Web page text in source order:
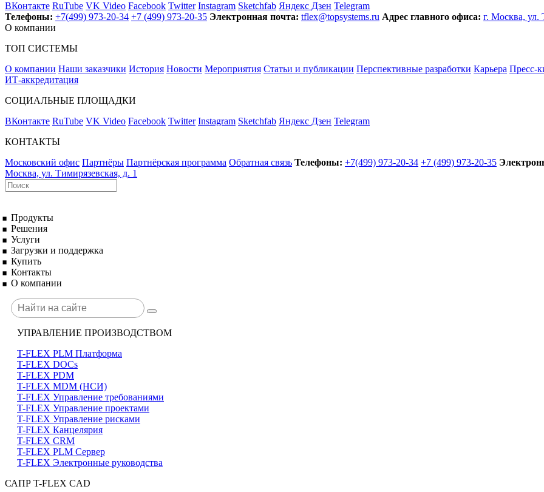
ВКонтакте RuTube VK Video Facebook Twitter Instagram Sketchfab Яндекс Дзен Telegram
Телефоны: +7(499) 973-20-34 +7 (499) 973-20-35 Электронная почта: tflex@topsystems.ru Адрес главного офиса: г. Москва, ул.
О компании
ТОП СИСТЕМЫ
О компании Наши заказчики История Новости Мероприятия Статьи и публикации Перспективные разработки Карьера Пресс-
ИТ-аккредитация
СОЦИАЛЬНЫЕ ПЛОЩАДКИ
ВКонтакте RuTube VK Video Facebook Twitter Instagram Sketchfab Яндекс Дзен Telegram
КОНТАКТЫ
Московский офис Партнёры Партнёрская программа Обратная связь Телефоны: +7(499) 973-20-34 +7 (499) 973-20-35
Москва, ул. Тимирязевская, д. 1
Продукты
Решения
Услуги
Загрузки и поддержка
Купить
Контакты
О компании
УПРАВЛЕНИЕ ПРОИЗВОДСТВОМ
T-FLEX PLM Платформа
T-FLEX DOCs
T-FLEX PDM
T-FLEX MDM (НСИ)
T-FLEX Управление требованиями
T-FLEX Управление проектами
T-FLEX Управление рисками
T-FLEX Канцелярия
T-FLEX CRM
T-FLEX PLM Сервер
T-FLEX Электронные руководства
САПР T-FLEX CAD